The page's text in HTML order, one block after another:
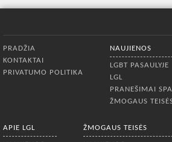
PRADŽIA
KONTAKTAI
PRIVATUMO POLITIKA
NAUJIENOS
LGBT PASAULYJE
LGL
PRANEŠIMAI
ŽMOGAUS
APIE LGL ŽMOGAUS TEISĖS